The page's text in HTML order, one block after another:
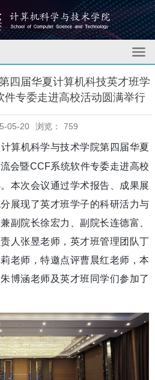
四届华夏计算机科技英才班学
件专委走进高校活动圆满举行
05-20 浏览： 759
计算机科学与技术学院第四届华夏
会暨CCF系统软件专委走进高校
本次会议通过学术报告、成果展
展现了英才班学子的科研活力与
副院长徐宏力、副院长连德富、
人张昱老师，英才班管理团队丁
老师，特邀点评曹晨红老师，本
博涵老师及英才班同学们参加了